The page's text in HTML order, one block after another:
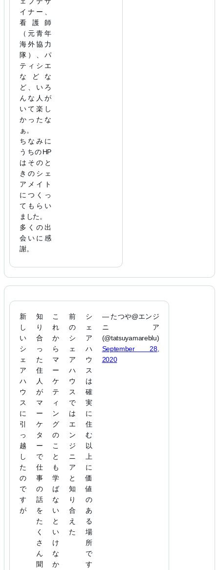
イナー、
看護師
（元青年
海外協力
隊）、パ
ティシエ
などな
ど、いろ
んな人が
いて楽し
かったな
ぁ。
ちなみに
うちのHP
はそのと
きのシェ
アメイト
につくっ
てもらい
ました。
多くの出
会いに感
謝。
新
し
い
シ
ェ
ア
ハ
ウ
ス
に
引
っ
越
し
た
の
で
す
が
知
り
合
っ
た
住
人
が
マ
ー
ケ
タ
ー
で
仕
事
の
話
を
た
く
さ
ん
聞
こ
れ
か
ら
マ
ー
ケ
テ
ィ
ン
グ
の
こ
と
も
学
ば
な
い
と
い
け
な
か
前
の
シ
ェ
ア
ハ
ウ
ス
で
は
エ
ン
ジ
ニ
ア
と
知
り
合
え
た
シ
ェ
ア
ハ
ウ
ス
は
確
実
に
住
む
以
上
に
価
値
の
あ
る
場
所
で
す
— たつや@エンジ
ニア
(@tatsuyamareblu)
September 28,
2020